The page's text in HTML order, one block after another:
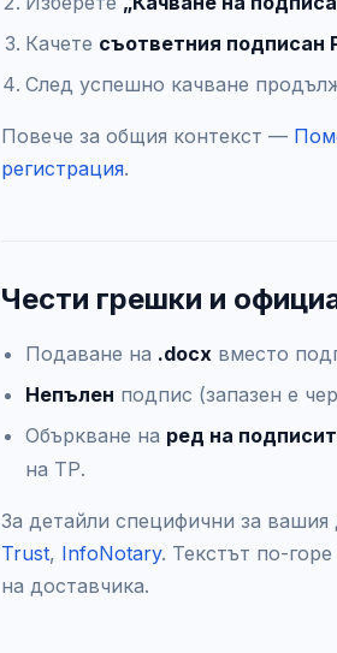
Качете съответния подписан
След успешно качване
Повече за общия контекст —
регистрация.
Чести грешки и
Подаване на .docx вместо
Непълен подпис (запазен е
Объркване на ред на
на ТР.
За детайли специфични за
Trust, InfoNotary. Текстът по-
на доставчика.